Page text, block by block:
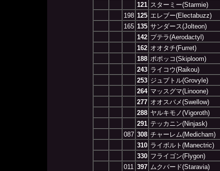
121 スターミー(Starmie)
198 125 エレブー(Electabuzz)
165 135 サンダース(Jolteon)
142 プテラ(Aerodactyl)
162 オオタチ(Furret)
188 ポポッコ(Skiploom)
243 ライコウ(Raikou)
253 ジュプトル(Grovyle)
264 マッスグマ(Linoone)
277 オオスバメ(Swellow)
288 ヤルキモノ(Vigoroth)
291 テッカニン(Ninjask)
087 308 チャーレム(Medicham)
310 ライボルト(Manectric)
330 フライゴン(Flygon)
011 397 ムクバード(Staravia)